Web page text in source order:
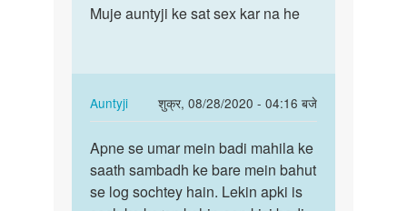
to
Hum
apki
kya
by
Auntyji
Muje
sat
sex
kar…
Muje auntyji ke sat sex kar na he
Auntyji
शुक्र, 08/28/2020 - 04:16 बजे
In
reply
to
Muje
auntyji
Apne
se
umar
Apne se umar mein badi mahila ke
saath sambadh ke bare mein bahut
se log sochtey hain. Lekin apki is